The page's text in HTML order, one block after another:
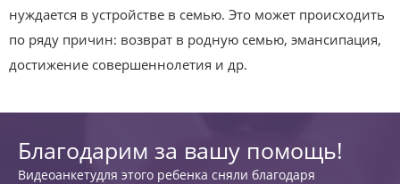
нуждается в устройстве в семью. Это может происходить
по ряду причин: возврат в родную семью, эмансипация,
достижение совершеннолетия и др.
Благодарим за вашу помощь!
Видеоанкетудля этого ребенка сняли благодаря